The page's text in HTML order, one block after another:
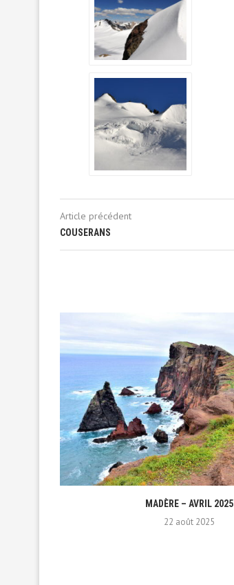
Article précédent
COUSERANS
MADÈRE – AVRIL 2025
22 août 2025